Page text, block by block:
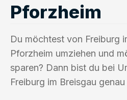
Pforzheim
Du möchtest von Freiburg
Pforzheim umziehen und
sparen? Dann bist du bei
Freiburg im Breisgau